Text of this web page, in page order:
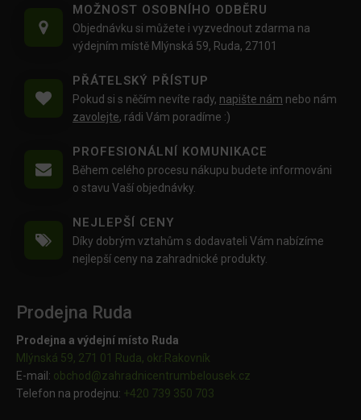
MOŽNOST OSOBNÍHO ODBĚRU
Objednávku si můžete i vyzvednout zdarma na
výdejním místě Mlýnská 59, Ruda, 27101
PŘÁTELSKÝ PŘÍSTUP
Pokud si s něčím nevíte rady, napište nám nebo nám
zavolejte, rádi Vám poradíme :)
PROFESIONÁLNÍ KOMUNIKACE
Během celého procesu nákupu budete informováni
o stavu Vaší objednávky.
NEJLEPŠÍ CENY
Díky dobrým vztahům s dodavateli Vám nabízíme
nejlepší ceny na zahradnické produkty.
Prodejna Ruda
Prodejna a výdejní místo Ruda
Mlýnská 59, 271 01 Ruda, okr.Rakovník
E-mail: obchod@zahradnicentrumbelousek.cz
Telefon na prodejnu: +420 739 350 703